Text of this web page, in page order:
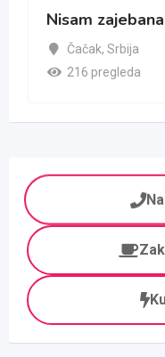
Nisam zajebana
Čačak, Srbija
216 pregleda